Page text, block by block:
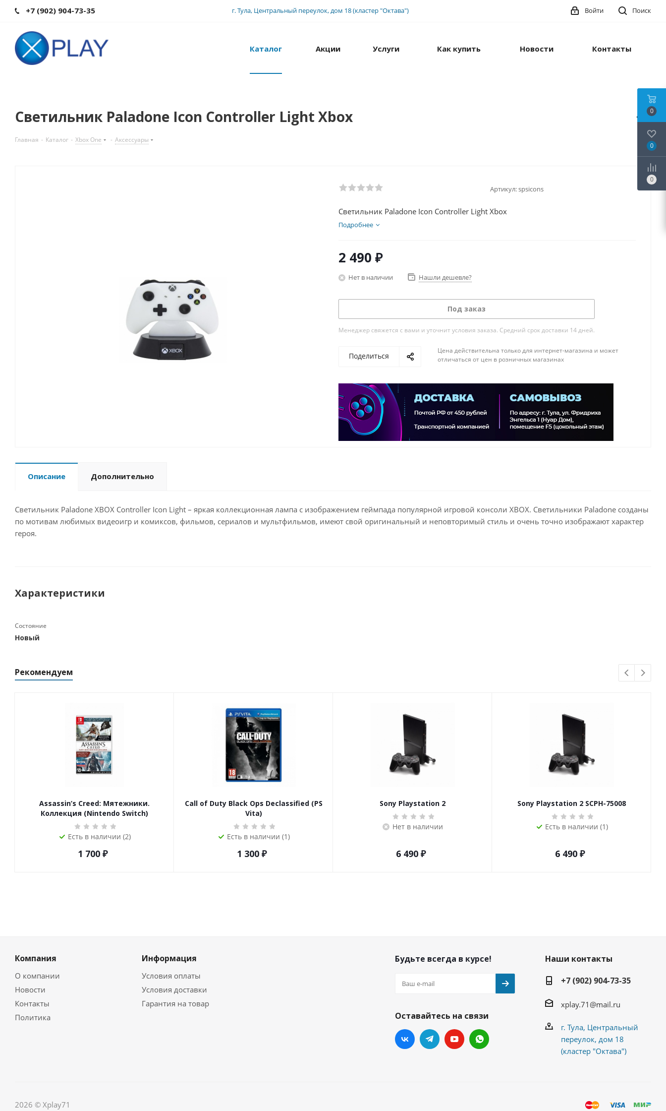
+7 (902) 904-73-35 г. Тула, Центральный переулок, дом 18 (кластер "Октава") Поиск
Войти
Каталог Акции Услуги Как купить Новости Контакты
Светильник Paladone Icon Controller Light Xbox
Главная - Каталог - Xbox One - Аксессуары
Артикул:spsicons
Светильник Paladone Icon Controller Light Xbox
Подробнее
2 490 ₽
Нет в наличии Нашли дешевле?
Под заказ
Менеджер свяжется с вами и уточнит условия заказа. Средний срок доставки 14 дней.
Поделиться
Цена действительна только для интернет-магазина и может
отличаться от цен в розничных магазинах
Описание Дополнительно
Светильник Paladonе XBOX Controller Icon Light – яркая коллекционная лампа с изображением геймпада популярной игровой консоли XBOX. Светильники Paladone созданы
по мотивам любимых видеоигр и комиксов, фильмов, сериалов и мультфильмов, имеют свой оригинальный и неповторимый стиль и очень точно изображают характер
героя.
Характеристики
Состояние
Новый
Рекомендуем
Assassin’s Creed: Мятежники.
Коллекция (Nintendo Switch)
Есть в наличии (2)
1 700 ₽
Call of Duty Black Ops Declassified (PS
Vita)
Есть в наличии (1)
1 300 ₽
Sony Playstation 2
Нет в наличии
6 490 ₽
Sony Playstation 2 SCPH-75008
Есть в наличии (1)
6 490 ₽
Компания
О компании
Новости
Контакты
Политика
Информация
Условия оплаты
Условия доставки
Гарантия на товар
Будьте всегда в курсе!
Оставайтесь на связи
Наши контакты
+7 (902) 904-73-35
xplay.71@mail.ru
г. Тула, Центральный
переулок, дом 18
(кластер "Октава")
2026 © Xplay71
0
0
0